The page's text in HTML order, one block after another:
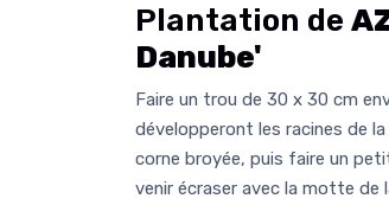
Plantation de
Danube'
Faire un trou de 30 x 30 cm
développeront les racines de
corne broyée, puis faire un
venir écraser avec la motte